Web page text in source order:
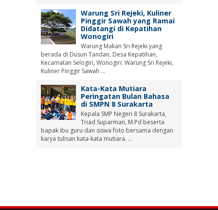
Warung Sri Rejeki, Kuliner
Pinggir Sawah yang Ramai
Didatangi di Kepatihan
Wonogiri
Warung Makan Sri Rejeki yang
berada di Dusun Tandan, Desa Kepatihan,
Kecamatan Selogiri, Wonogiri. Warung Sri Rejeki,
Kuliner Pinggir Sawah ...
Kata-Kata Mutiara
Peringatan Bulan Bahasa
di SMPN 8 Surakarta
Kepala SMP Negeri 8 Surakarta,
Triad Suparman, M.Pd beserta
bapak ibu guru dan siswa foto bersama dengan
karya tulisan kata-kata mutiara. ...